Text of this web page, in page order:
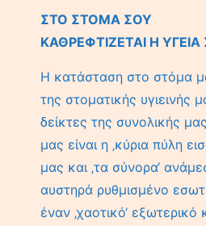
ΣΤΟ ΣΤΟΜΑ ΣΟΥ
ΚΑΘΡΕΦΤΙΖΕΤΑΙ Η ΥΓΕΙΑ
Η κατάσταση στο στόμα
της στοματικής υγιεινής
δείκτες της συνολικής
μας είναι η ‚κύρια πύλη
μας και ‚τα σύνορα‘
αυστηρά ρυθμισμένο
έναν ‚χαοτικό‘ εξωτερικό